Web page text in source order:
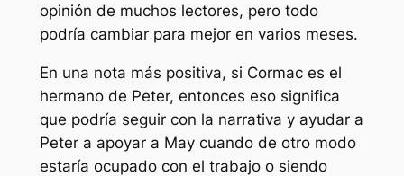
opinión de muchos lectores, pero todo
podría cambiar para mejor en varios meses.
En una nota más positiva, si Cormac es el
hermano de Peter, entonces eso significa
que podría seguir con la narrativa y ayudar a
Peter a apoyar a May cuando de otro modo
estaría ocupado con el trabajo o siendo